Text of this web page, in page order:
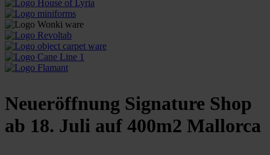
Neueröffnung Signature Shop
ab 18. Juli auf 400m2 Mallorca